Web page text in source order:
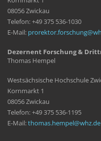
08056 Zwickau
Telefon: +49 375 536-1030
E-Mail: prorektor.forschung
Dezernent Forschung &
Thomas Hempel
Westsächsische Hochschule
Kornmarkt 1
08056 Zwickau
Telefon: +49 375 536-1195
E-Mail:thomas.hempel whzde